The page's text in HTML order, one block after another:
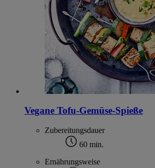
Vegane Tofu-Gemüse-Spieße
Zubereitungsdauer
60 min.
Ernährungsweise